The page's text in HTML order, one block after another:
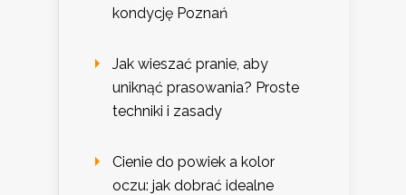
kondycję Poznań
Jak wieszać pranie, aby
uniknąć prasowania? Proste
techniki i zasady
Cienie do powiek a kolor
oczu: jak dobrać idealne